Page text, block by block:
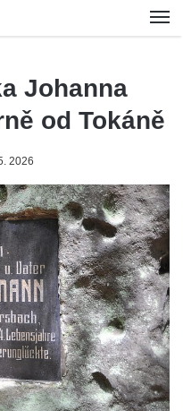
Johanna
od Tokáně
2026